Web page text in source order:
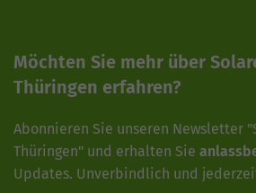
Möchten Sie mehr über
Thüringen erfahren?
Abonnieren Sie unseren Newsletter
Thüringen" und erhalten Sie
Updates. Unverbindlich und